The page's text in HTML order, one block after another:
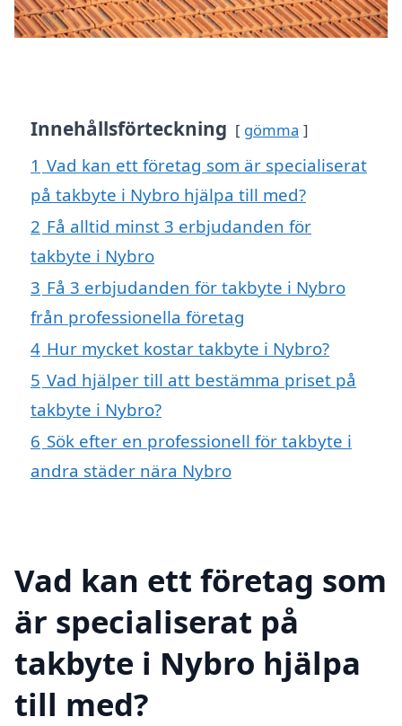
Innehållsförteckning gömma
1 Vad kan ett företag som är specialiserat
på takbyte i Nybro hjälpa till med?
2 Få alltid minst 3 erbjudanden för
takbyte i Nybro
3 Få 3 erbjudanden för takbyte i Nybro
från professionella företag
4 Hur mycket kostar takbyte i Nybro?
5 Vad hjälper till att bestämma priset på
takbyte i Nybro?
6 Sök efter en professionell för takbyte i
andra städer nära Nybro
Vad kan ett företag som
är specialiserat på
takbyte i Nybro hjälpa
till med?